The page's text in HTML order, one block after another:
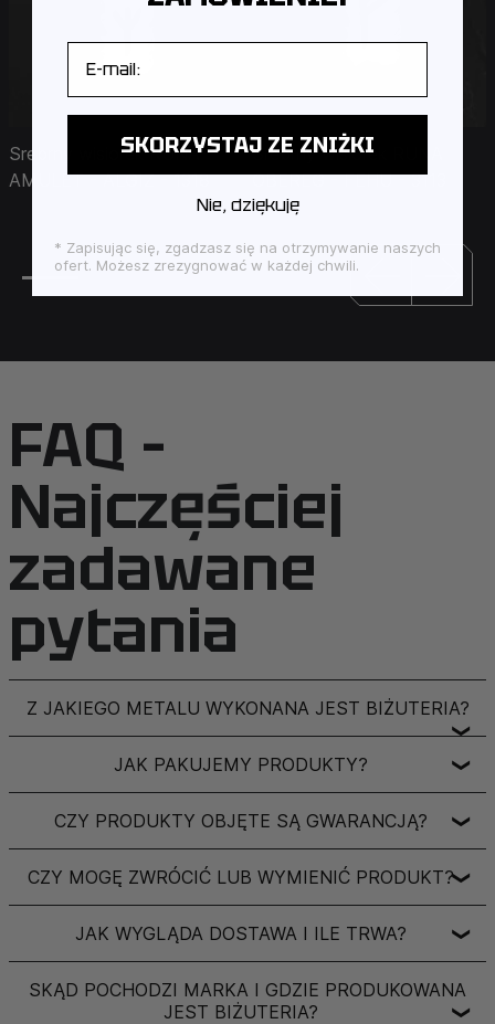
Srebrny wisiorek RUNA
AMULET - ALGIZ - 1318
Srebrny wisiorek RUNA
OBEREG - FEHU - 3113
FAQ –
Najczęściej
zadawane
pytania
Z JAKIEGO METALU WYKONANA JEST BIŻUTERIA?
❯
JAK PAKUJEMY PRODUKTY? ❯
CZY PRODUKTY OBJĘTE SĄ GWARANCJĄ? ❯
CZY MOGĘ ZWRÓCIĆ LUB WYMIENIĆ PRODUKT?❯
JAK WYGLĄDA DOSTAWA I ILE TRWA? ❯
SKĄD POCHODZI MARKA I GDZIE PRODUKOWANA
JEST BIŻUTERIA?
❯
SKORZYSTAJ ZE ZNIŻKI
Nie, dziękuję
* Zapisując się, zgadzasz się na otrzymywanie naszych
ofert. Możesz zrezygnować w każdej chwili.